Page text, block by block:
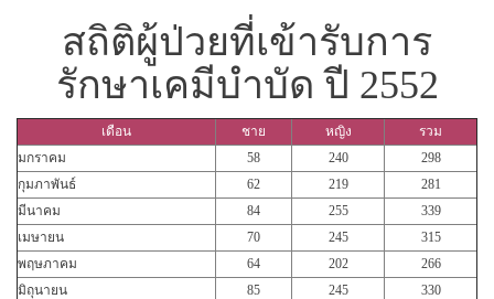
สถิติผู้ป่วยที่เข้ารับการ
รักษาเคมีบำบัด ปี 2552
เดือน ชาย หญิง
รวม
มกราคม
58 240
298
กุมภาพันธ์
62 219
281
มีนาคม
84 255
339
เมษายน
70 245
315
พฤษภาคม
64 202
266
มิถุนายน
85 245
330